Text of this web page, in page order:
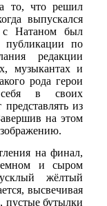
то, что решил
выпускался
Натаном был
публикации по
редакции
музыкантах и
рода герои
в своих
из
на этом
на финал,
и сыром
жёлтый
высвечивая
пустые бутылки